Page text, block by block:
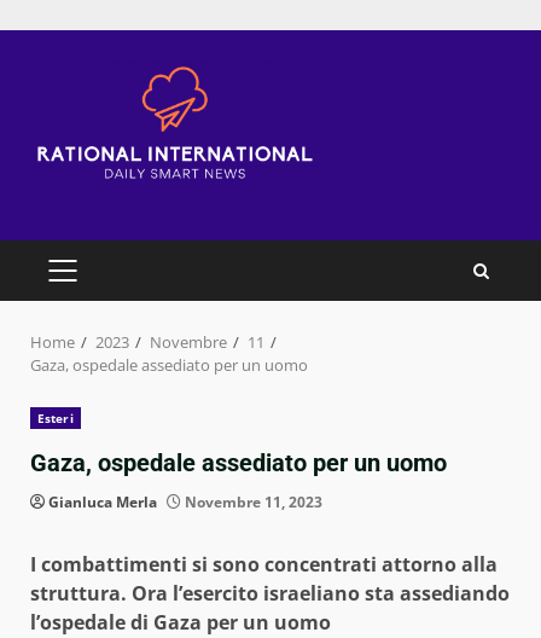
PRIMARY
Home 2023 Novembre
11
Gaza, ospedale assediato per un uomo
Esteri
Gaza, ospedale assediato per un uomo
Gianluca Merla Novembre 11, 2023
I combattimenti si sono concentrati attorno alla
struttura. Ora l’esercito israeliano sta assediando
l’ospedale di Gaza per un uomo